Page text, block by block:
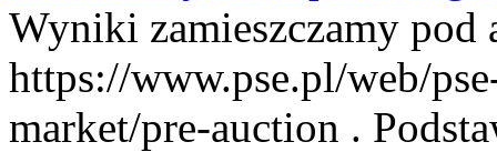
Wyniki zamieszczamy pod
https://www.pse.pl/web/
market/pre-auction .